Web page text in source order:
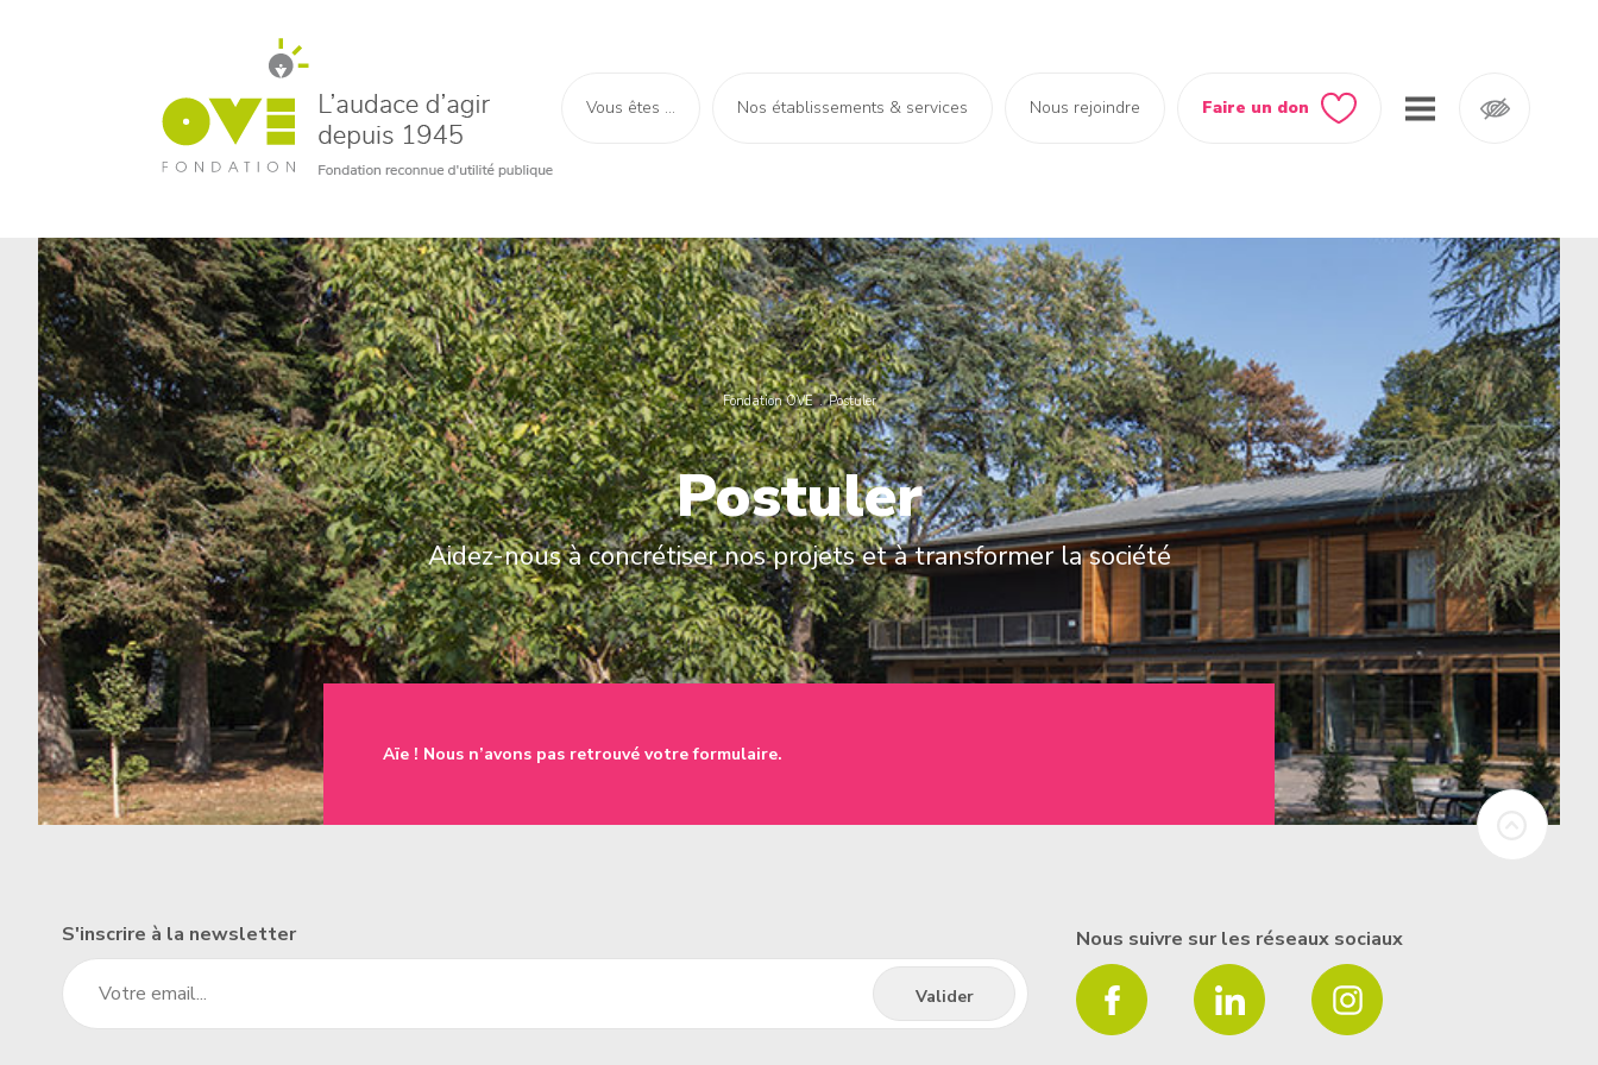
Vous êtes ... Nos établissements & services Nous rejoindre Faire un don
un bénévole
une famille
à l'emploi
un donateur
Fondation OVE Postuler
Postuler
Aidez-nous à concrétiser nos projets et à transformer la société
Aïe ! Nous n’avons pas retrouvé votre formulaire.
S'inscrire à la newsletter Nous suivre sur les réseaux sociaux